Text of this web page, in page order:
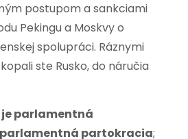
postupom a sankciami
Pekingu a Moskvy o
spolupráci. Ráznymi
ste Rusko, do náručia
je parlamentná
partokracia;